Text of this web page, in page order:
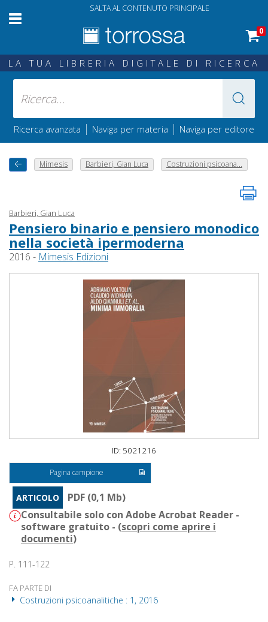
SALTA AL CONTENUTO PRINCIPALE
0
LA TUA LIBRERIA DIGITALE DI RICERCA
Ricerca avanzata | Naviga per materia | Naviga per editore
Mimesis Barbieri, Gian Luca Costruzioni psicoana...
Barbieri, Gian Luca
Pensiero binario e pensiero monodico
nella società ipermoderna
2016 - Mimesis Edizioni
ID: 5021216
Pagina campione
ARTICOLO
PDF (0,1 Mb)
Consultabile solo con Adobe Acrobat Reader -
software gratuito - (scopri come aprire i
documenti)
P. 111-122
FA PARTE DI
Costruzioni psicoanalitiche : 1, 2016